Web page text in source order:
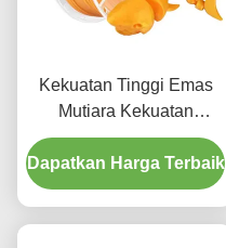
Kekuatan Tinggi Emas
Mutiara Kekuatan
Ditingkatkan PETG
1000g 3D Printer
Filament
Dapatkan Harga Terbaik